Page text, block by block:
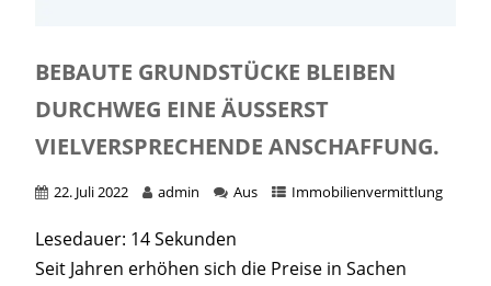
BEBAUTE GRUNDSTÜCKE BLEIBEN
DURCHWEG EINE ÄUSSERST V
IELVERSPRECHENDE ANSCHAFFUNG.
22. Juli 2022 admin Aus Immobilienvermittlung
Lesedauer: 14 Sekunden
Seit Jahren erhöhen sich die Preise in Sachen